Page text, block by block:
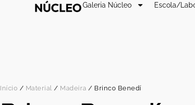
Galeria Núcleo Escola/
Início / Material / Madeira / Brinco Benedí